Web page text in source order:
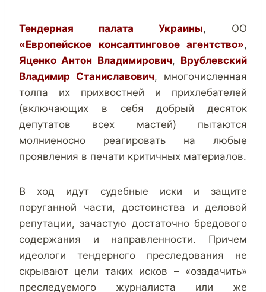
Тендерная палата Украины, ОО
«Европейское консалтинговое агентство»,
Яценко Антон Владимирович, Врублевский
Владимир Станиславович, многочисленная
толпа их прихвостней и прихлебателей
(включающих в себя добрый десяток
депутатов всех мастей) пытаются
молниеносно реагировать на любые
проявления в печати критичных материалов.
В ход идут судебные иски и защите
поруганной части, достоинства и деловой
репутации, зачастую достаточно бредового
содержания и направленности. Причем
идеологи тендерного преследования не
скрывают цели таких исков – «озадачить»
преследуемого журналиста или же